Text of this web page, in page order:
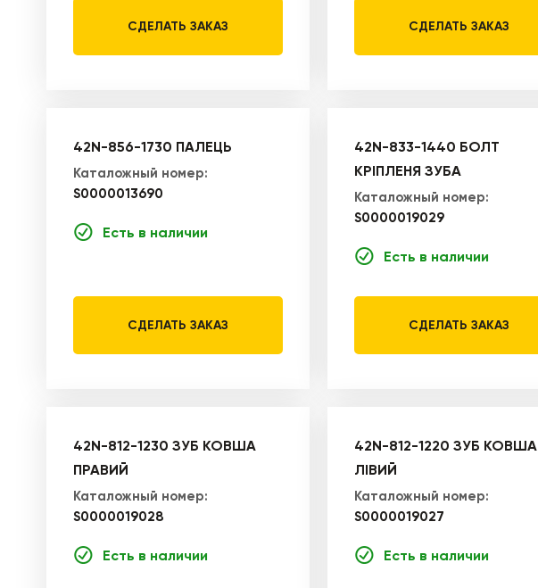
СДЕЛАТЬ ЗАКАЗ СДЕЛАТЬ ЗАКАЗ
42N-856-1730 ПАЛЕЦЬ
Каталожный номер:
S0000013690
Есть в наличии
СДЕЛАТЬ ЗАКАЗ
42N-833-1440 БОЛТ
КРІПЛЕНЯ ЗУБА
Каталожный номер:
S0000019029
Есть в наличии
СДЕЛАТЬ ЗАКАЗ
42N-812-1230 ЗУБ КОВША
ПРАВИЙ
Каталожный номер:
S0000019028
Есть в наличии
42N-812-1220 ЗУБ КОВША
ЛІВИЙ
Каталожный номер:
S0000019027
Есть в наличии